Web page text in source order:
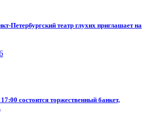
Петербургский театр глухих приглашает на
состоится торжественный банкет,